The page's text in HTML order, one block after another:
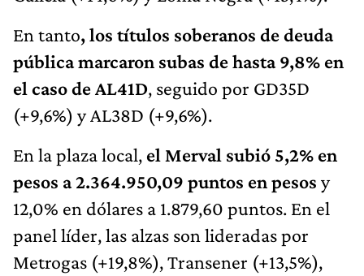
En tanto, los títulos soberanos de deuda
pública marcaron subas de hasta 9,8% en
el caso de AL41D, seguido por GD35D
(+9,6%) y AL38D (+9,6%).
En la plaza local, el Merval subió 5,2% en
pesos a 2.364.950,09 puntos en pesos y
12,0% en dólares a 1.879,60 puntos. En el
panel líder, las alzas son lideradas por
Metrogas (+19,8%), Transener (+13,5%),